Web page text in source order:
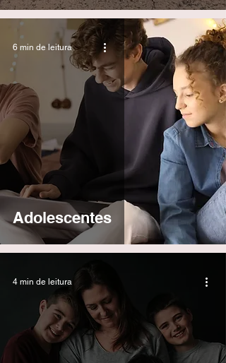
Adolescentes
6 min de leitura
4 min de leitura